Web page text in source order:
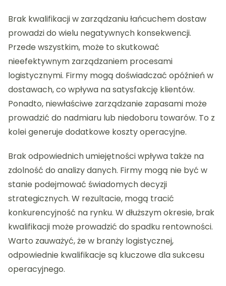
Brak kwalifikacji w zarządzaniu łańcuchem dostaw
prowadzi do wielu negatywnych konsekwencji.
Przede wszystkim, może to skutkować
nieefektywnym zarządzaniem procesami
logistycznymi. Firmy mogą doświadczać opóźnień w
dostawach, co wpływa na satysfakcję klientów.
Ponadto, niewłaściwe zarządzanie zapasami może
prowadzić do nadmiaru lub niedoboru towarów. To z
kolei generuje dodatkowe koszty operacyjne.
Brak odpowiednich umiejętności wpływa także na
zdolność do analizy danych. Firmy mogą nie być w
stanie podejmować świadomych decyzji
strategicznych. W rezultacie, mogą tracić
konkurencyjność na rynku. W dłuższym okresie, brak
kwalifikacji może prowadzić do spadku rentowności.
Warto zauważyć, że w branży logistycznej,
odpowiednie kwalifikacje są kluczowe dla sukcesu
operacyjnego.